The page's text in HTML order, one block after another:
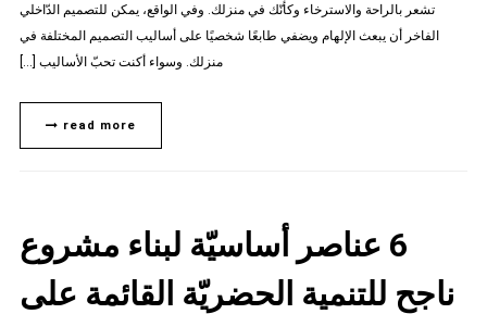
تشعر بالراحة والاسترخاء وكأنّك في منزلك. وفي الواقع، يمكن للتصميم الدّاخلي
الفاخر أن يبعث الإلهام ويضفي طابعًا شخصيًا على أساليب التصميم المختلفة في
منزلك. وسواء أكنت تحبّ الأساليب […]
read more
6 عناصر أساسيّة لبناء مشروع
ناجح للتنمية الحضريّة القائمة على